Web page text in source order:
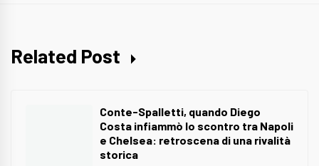
Related Post
Conte-Spalletti, quando Diego
Costa infiammò lo scontro tra Napoli
e Chelsea: retroscena di una rivalità
storica